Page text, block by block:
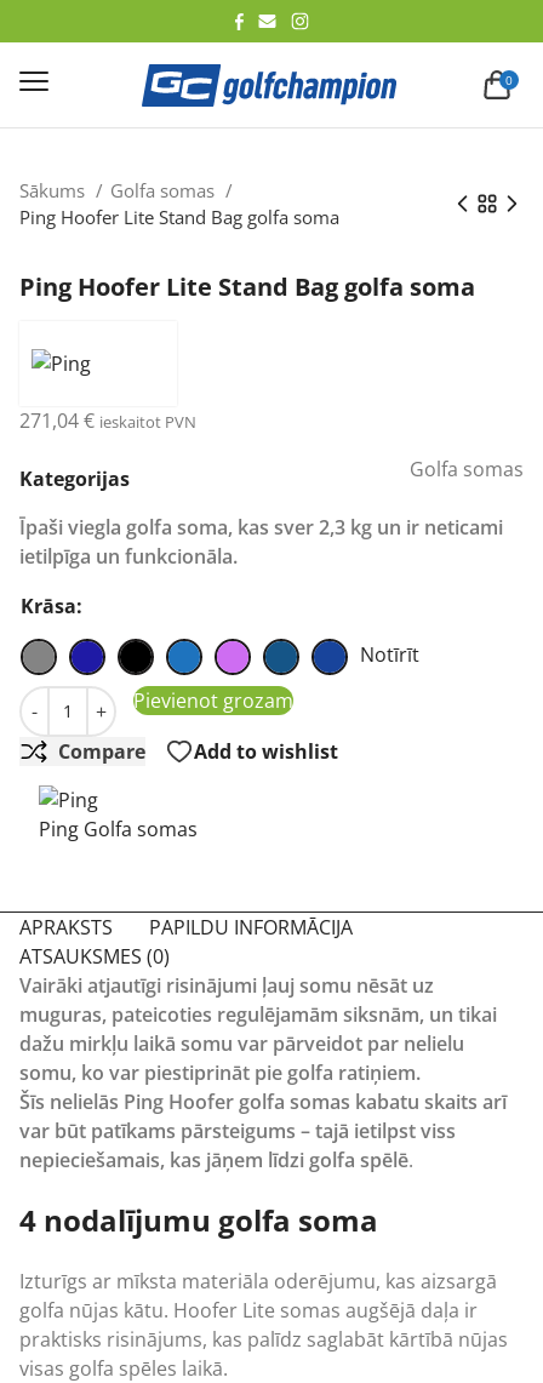
0
Sākums
Golfa somas
Ping Hoofer Lite Stand Bag golfa soma
Ping Hoofer Lite Stand Bag golfa soma
271,04€ ieskaitot PVN
Kategorijas Golfa somas
Īpaši viegla golfa soma, kas sver 2,3 kg un ir neticami
ietilpīga un funkcionāla.
Krāsa:
Notīrīt
-
Ping Hoofer Lite Stand Bag golfa soma daudzums
+
Pievienot grozam
Compare
Add to wishlist
Ping Golfa somas
APRAKSTS
PAPILDU INFORMĀCIJA
ATSAUKSMES (0)
Vairāki atjautīgi risinājumi ļauj somu nēsāt uz
muguras, pateicoties regulējamām siksnām, un tikai
dažu mirkļu laikā somu var pārveidot par nelielu
somu, ko var piestiprināt pie golfa ratiņiem.
Šīs nelielās Ping Hoofer golfa somas kabatu skaits arī
var būt patīkams pārsteigums – tajā ietilpst viss
nepieciešamais, kas jāņem līdzi golfa spēlē.
4 nodalījumu golfa soma
Izturīgs ar mīksta materiāla oderējumu, kas aizsargā
golfa nūjas kātu. Hoofer Lite somas augšējā daļa ir
praktisks risinājums, kas palīdz saglabāt kārtībā nūjas
visas golfa spēles laikā.